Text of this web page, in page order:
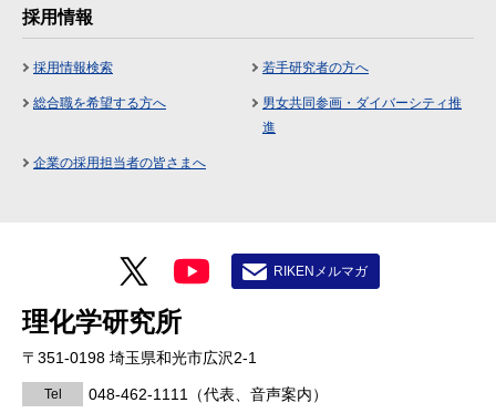
採用情報
採用情報検索 若手研究者の方へ
総合職を希望する方へ
男女共同参画・ダイバーシティ推
進
企業の採用担当者の皆さまへ
理化学研究所
〒351-0198 埼玉県和光市広沢2-1
Tel 048-462-1111 （代表、音声案内）
RIKENメルマガ